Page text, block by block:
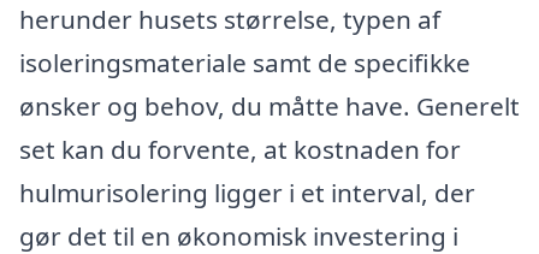
herunder husets størrelse, typen af
isoleringsmateriale samt de specifikke
ønsker og behov, du måtte have. Generelt
set kan du forvente, at kostnaden for
hulmurisolering ligger i et interval, der
gør det til en økonomisk investering i